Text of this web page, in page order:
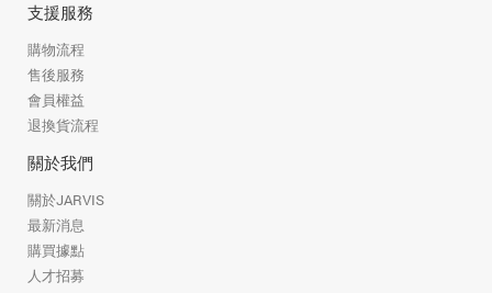
支援服務
購物流程
售後服務
會員權益
退換貨流程
關於我們
關於JARVIS
最新消息
購買據點
人才招募